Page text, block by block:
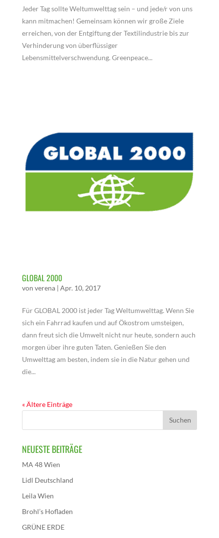
Jeder Tag sollte Weltumwelttag sein – und jede/r von uns
kann mitmachen! Gemeinsam können wir große Ziele
erreichen, von der Entgiftung der Textilindustrie bis zur
Verhinderung von überflüssiger
Lebensmittelverschwendung. Greenpeace...
GLOBAL 2000
von verena| Apr. 10, 2017
Für GLOBAL 2000 ist jeder Tag Weltumwelttag. Wenn Sie
sich ein Fahrrad kaufen und auf Ökostrom umsteigen,
dann freut sich die Umwelt nicht nur heute, sondern auch
morgen über ihre guten Taten. Genießen Sie den
Umwelttag am besten, indem sie in die Natur gehen und
die...
« Ältere Einträge
NEUESTE BEITRÄGE
MA 48 Wien
Lidl Deutschland
Leila Wien
Brohl’s Hofladen
GRÜNE ERDE